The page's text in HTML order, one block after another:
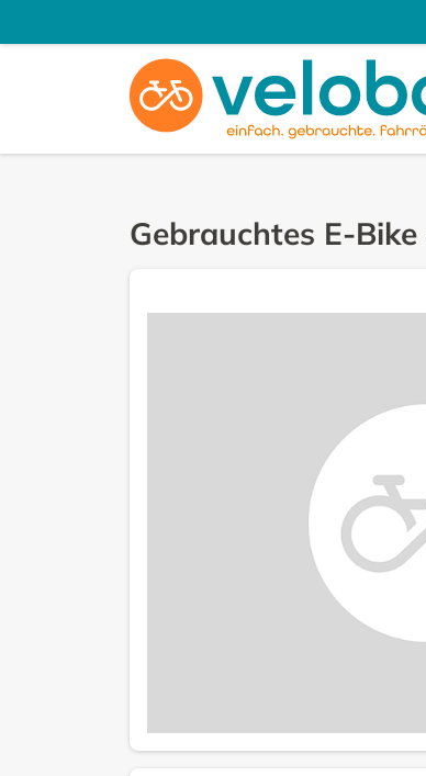
Gebrauchtes E-Bike